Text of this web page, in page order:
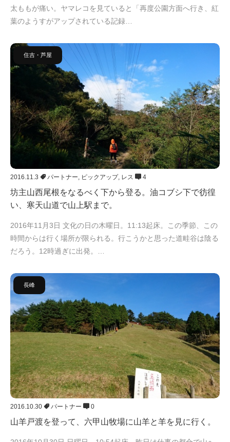
太ももが痛い。ヤマレコを見ていると「再度公園方面へ行き、紅
葉のようすがアップされている記録…
住吉・芦屋
2016.11.3 パートナー ピックアップ, レス 4
坊主山西尾根をなるべく下から登る。油コブシ下で彷徨
い、寒天山道で山上駅まで。
2016年11月3日 文化の日の木曜日。11:13起床。この季節、この
時間からは行く場所が限られる。行こうかと思った道畦谷は陰る
だろう。12時過ぎに出発。…
長峰
2016.10.30 パートナー 0
山羊戸渡を登って、六甲山牧場に山羊と羊を見に行く。